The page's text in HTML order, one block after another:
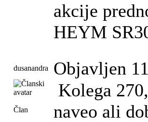
akcije
HEYM
dusanandra Objavljen
Član
Kolega
naveo ali